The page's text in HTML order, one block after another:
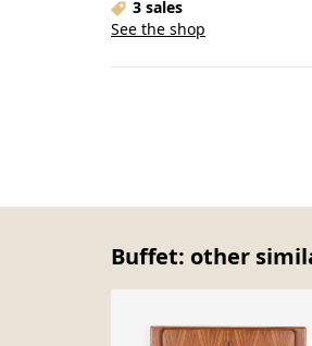
3 sales
See the shop
Buffet: other